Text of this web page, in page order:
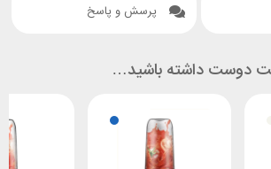
پرسش و پاسخ
دوست داشته باشید…